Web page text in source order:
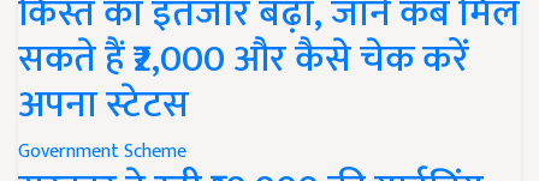
किस्त का इंतजार बढ़ा, जानें कब मिल
सकते हैं ₹2,000 और कैसे चेक करें
अपना स्टेटस
Government Scheme